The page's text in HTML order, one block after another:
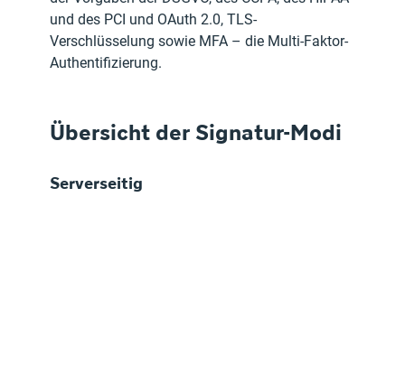
und des PCI und OAuth 2.0, TLS-
Verschlüsselung sowie MFA – die Multi-Faktor-
Authentifizierung.
Übersicht der Signatur-Modi
Serverseitig